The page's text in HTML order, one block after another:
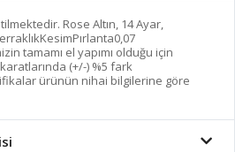
Rose Altın, 14 Ayar,
tamamı el yapımı olduğu için
(+/-) %5 fark
ürünün nihai bilgilerine göre